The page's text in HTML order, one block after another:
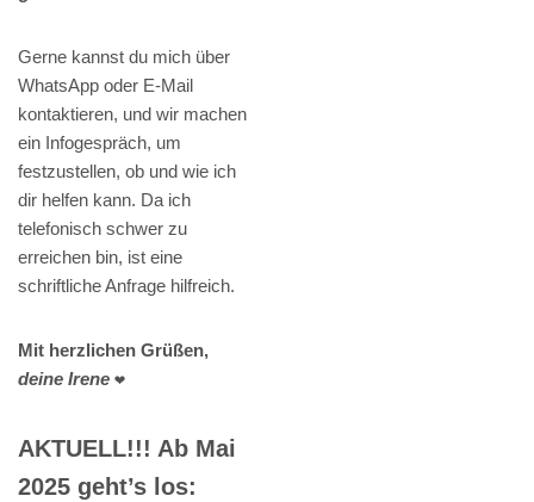
Gerne kannst du mich über
WhatsApp oder E-Mail
kontaktieren, und wir machen
ein Infogespräch, um
festzustellen, ob und wie ich
dir helfen kann. Da ich
telefonisch schwer zu
erreichen bin, ist eine
schriftliche Anfrage hilfreich.
Mit herzlichen Grüßen,
deine Irene ❤️
AKTUELL!!! Ab Mai
2025 geht’s los: